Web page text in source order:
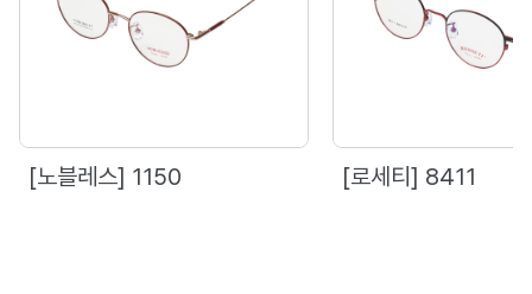
[노블레스] 1150 [로세티] 8411